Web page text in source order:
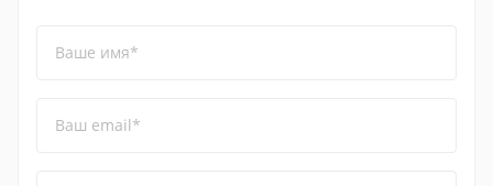
Ваше имя*
Ваш email*